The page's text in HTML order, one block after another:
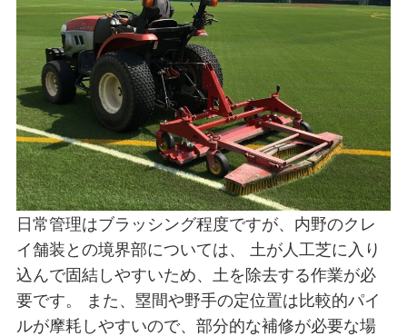
日常管理はブラッシング程度ですが、内野のクレ
イ舗装との境界部については、 土が人工芝に入り
込んで固結しやすいため、土を除去する作業が必
要です。 また、塁間や野手の定位置は比較的パイ
ルが摩耗しやすいので、部分的な補修が必要な場